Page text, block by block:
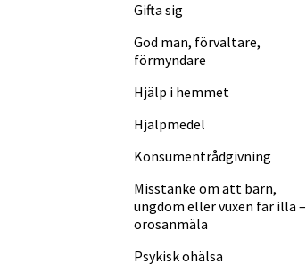
Gifta sig
God man, förvaltare,
förmyndare
Hjälp i hemmet
Hjälpmedel
Konsument­rådgivning
Misstanke om att barn,
ungdom eller vuxen far illa –
orosanmäla
Psykisk ohälsa